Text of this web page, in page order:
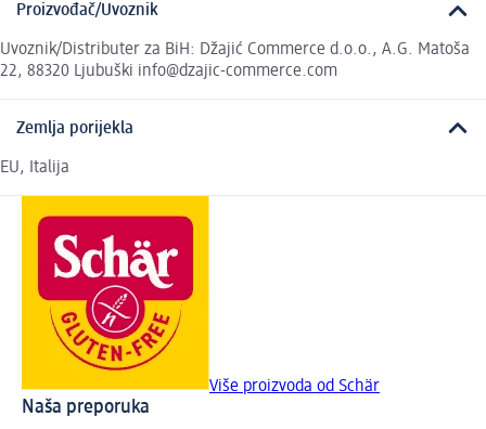
Proizvođač/Uvoznik
Uvoznik/Distributer za BiH: Džajić Commerce d.o.o., A.G. Matoša
22, 88320 Ljubuški info@dzajic-commerce.com
Zemlja porijekla
EU, Italija
Više proizvoda od Schär
Naša preporuka